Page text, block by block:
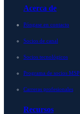
Acerca de
Póngase en contacto
Socios de canal
Socios tecnológicos
Programa de socios MSP
Carreras profesionales
Recursos